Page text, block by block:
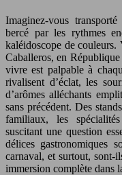
Imaginez-vous
bercé par les rythmes
kaléidoscope de couleurs.
Caballeros, en
vivre est palpable à
rivalisent d’éclat, les
d’arômes alléchants
sans précédent. Des
familiaux, les
suscitant une question
délices gastronomiques
carnaval, et surtout, sont-
immersion complète dans